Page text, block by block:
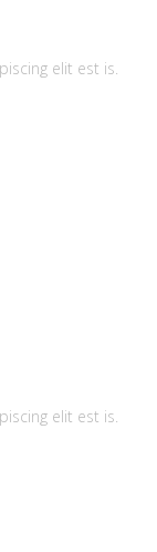
elit est is.
elit est is.